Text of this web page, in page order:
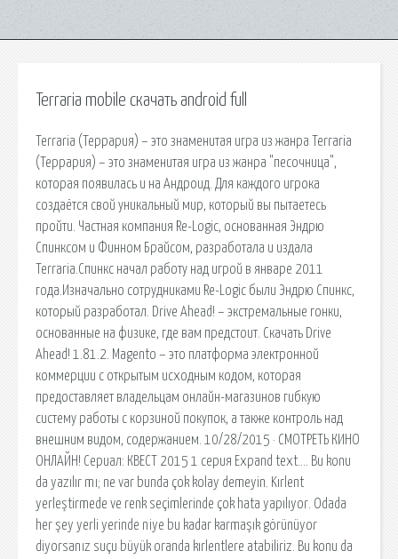
Terraria mobile скачать android full
Terraria (Террария) – это знаменитая игра из жанра Terraria
(Террария) – это знаменитая игра из жанра "песочница",
которая появилась и на Андроид. Для каждого игрока
создаётся свой уникальный мир, который вы пытаетесь
пройти. Частная компания Re-Logic, основанная Эндрю
Спинксом и Финном Брайсом, разработала и издала
Terraria.Спинкс начал работу над игрой в январе 2011
года.Изначально сотрудниками Re-Logic были Эндрю Спинкс,
который разработал. Drive Ahead! – экстремальные гонки,
основанные на физике, где вам предстоит. Скачать Drive
Ahead! 1.81.2. Magento – это платформа электронной
коммерции с открытым исходным кодом, которая
предоставляет владельцам онлайн-магазинов гибкую
систему работы с корзиной покупок, а также контроль над
внешним видом, содержанием. 10/28/2015 · СМОТРЕТЬ КИНО
ОНЛАЙН! Сериал: КВЕСТ 2015 1 серия Expand text…. Bu konu
da yazılır mı; ne var bunda çok kolay demeyin. Kırlent
yerleştirmede ve renk seçimlerinde çok hata yapılıyor. Odada
her şey yerli yerinde niye bu kadar karmaşık görünüyor
diyorsanız suçu büyük oranda kırlentlere atabiliriz. Bu konu da